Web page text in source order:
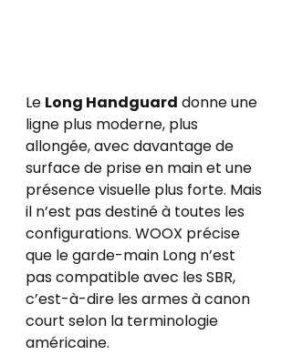
Le Long Handguard donne une
ligne plus moderne, plus
allongée, avec davantage de
surface de prise en main et une
présence visuelle plus forte. Mais
il n’est pas destiné à toutes les
configurations. WOOX précise
que le garde-main Long n’est
pas compatible avec les SBR,
c’est-à-dire les armes à canon
court selon la terminologie
américaine.